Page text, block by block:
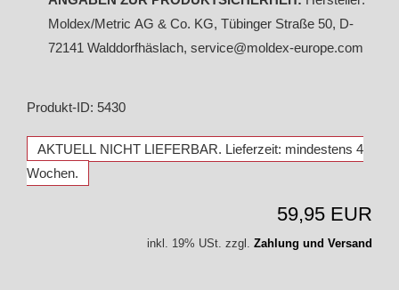
Moldex/Metric AG & Co. KG, Tübinger Straße 50, D-
72141 Walddorfhäslach, service@moldex-europe.com
Produkt-ID: 5430
AKTUELL NICHT LIEFERBAR. Lieferzeit: mindestens 4
Wochen.
59,95 EUR
inkl. 19% USt. zzgl. Zahlung und Versand